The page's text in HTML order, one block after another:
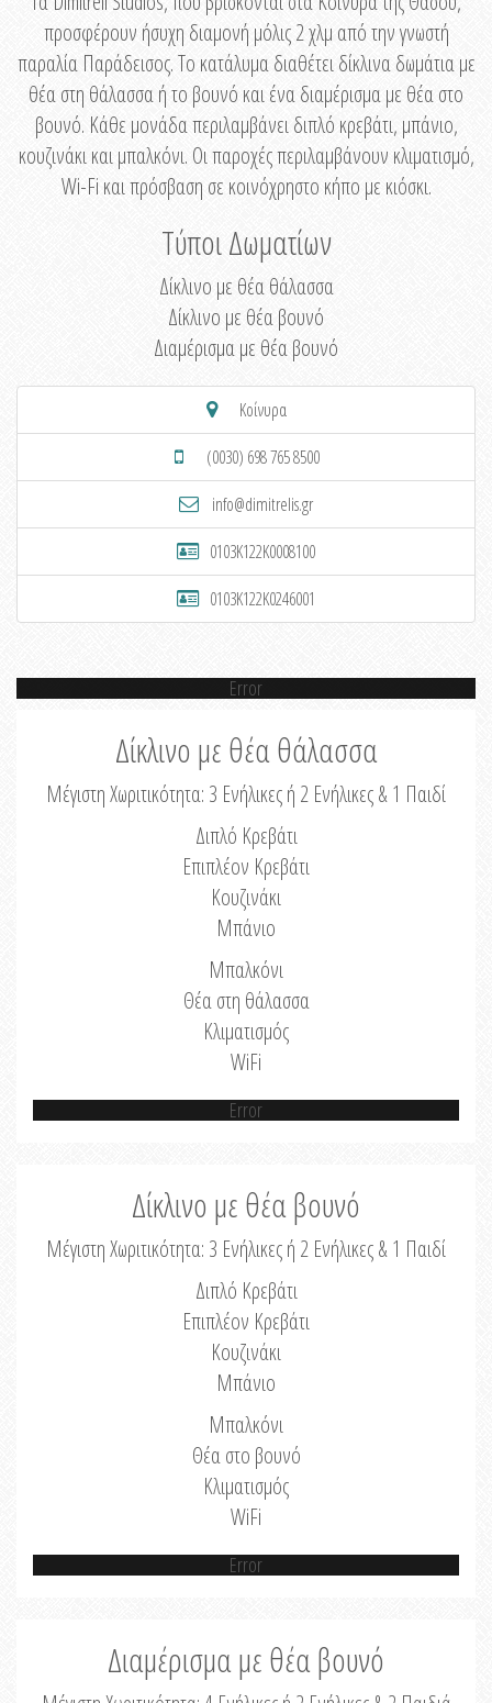
προσφέρουν ήσυχη διαμονή μόλις 2 χλμ από την γνωστή
παραλία Παράδεισος. Το κατάλυμα διαθέτει δίκλινα δωμάτια με
θέα στη θάλασσα ή το βουνό και ένα διαμέρισμα με θέα στο
βουνό. Κάθε μονάδα περιλαμβάνει διπλό κρεβάτι, μπάνιο,
κουζινάκι και μπαλκόνι. Οι παροχές περιλαμβάνουν κλιματισμό,
Wi-Fi και πρόσβαση σε κοινόχρηστο κήπο με κιόσκι.
Τύποι Δωματίων
Δίκλινο με θέα θάλασσα
Δίκλινο με θέα βουνό
Διαμέρισμα με θέα βουνό
Κοίνυρα
(0030) 698 765 8500
info@dimitrelis.gr
0103K122K0008100
0103K122K0246001
Error
Δίκλινο με θέα θάλασσα
Μέγιστη Χωριτικότητα: 3 Ενήλικες ή 2 Ενήλικες & 1 Παιδί
Διπλό Κρεβάτι
Επιπλέον Κρεβάτι
Κουζινάκι
Μπάνιο
Μπαλκόνι
Θέα στη θάλασσα
Κλιματισμός
WiFi
Error
Δίκλινο με θέα βουνό
Μέγιστη Χωριτικότητα: 3 Ενήλικες ή 2 Ενήλικες & 1 Παιδί
Διπλό Κρεβάτι
Επιπλέον Κρεβάτι
Κουζινάκι
Μπάνιο
Μπαλκόνι
Θέα στο βουνό
Κλιματισμός
WiFi
Error
Διαμέρισμα με θέα βουνό